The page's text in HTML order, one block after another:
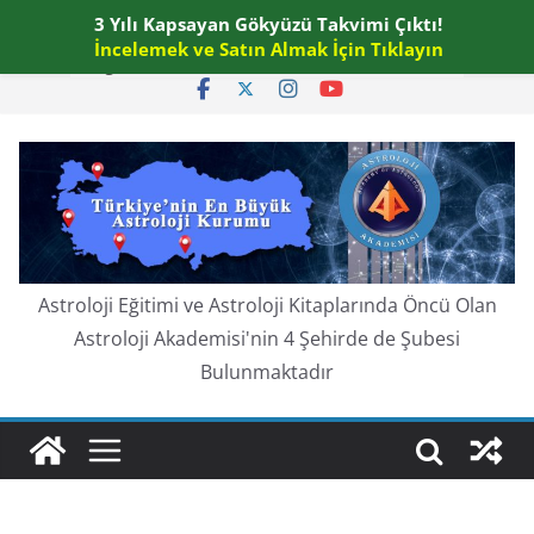
content
Perşembe, Ağustos 6, 2026
Astroloji Eğitimi ve Astroloji Kitaplarında Öncü Olan
Astroloji Akademisi'nin 4 Şehirde de Şubesi
Bulunmaktadır
3 Yılı Kapsayan Gökyüzü Takvimi Çıktı!
İncelemek ve Satın Almak İçin Tıklayın